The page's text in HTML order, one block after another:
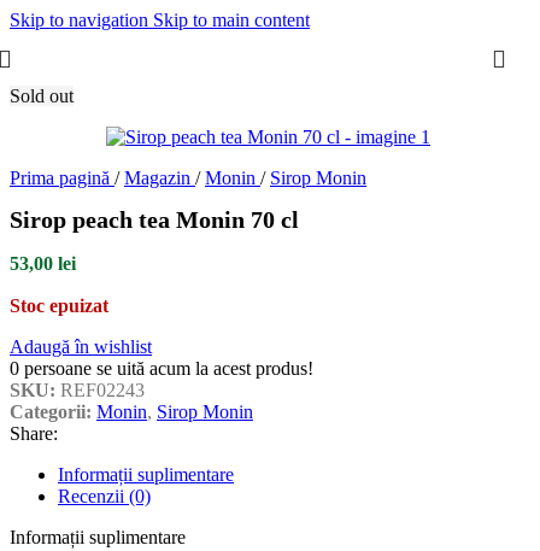
Skip to navigation Skip to main content
Sold out
Prima pagină / Magazin / Monin / Sirop Monin
Sirop peach tea Monin 70 cl
53,00 lei
Stoc epuizat
Adaugă în wishlist
0 persoane se uită acum la acest produs!
SKU: REF02243
Categorii: Monin, Sirop Monin
Share:
Informații suplimentare
Recenzii (0)
Informații suplimentare